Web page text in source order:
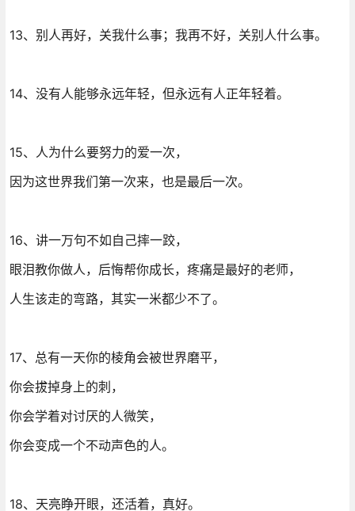
13、别人再好，关我什么事；我再不好，关别人什么事。
14、没有人能够永远年轻，但永远有人正年轻着。
15、人为什么要努力的爱一次，
因为这世界我们第一次来，也是最后一次。
16、讲一万句不如自己摔一跤，
眼泪教你做人，后悔帮你成长，疼痛是最好的老师，
人生该走的弯路，其实一米都少不了。
17、总有一天你的棱角会被世界磨平，
你会拔掉身上的刺，
你会学着对讨厌的人微笑，
你会变成一个不动声色的人。
18、天亮睁开眼，还活着，真好。